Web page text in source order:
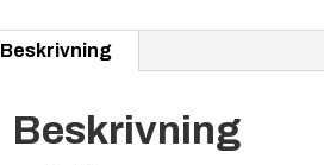
Beskrivning
Beskrivning